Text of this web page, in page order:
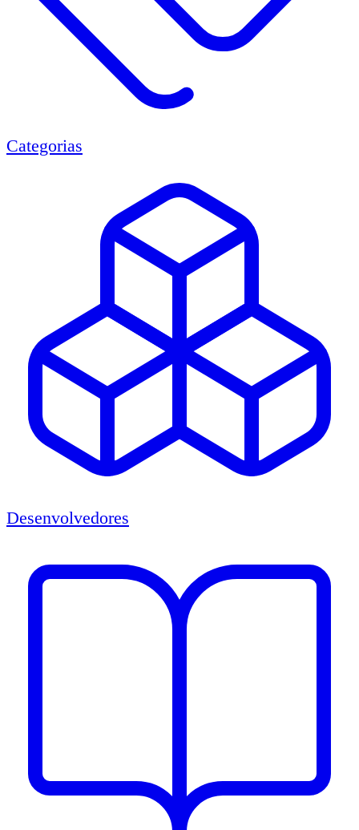
Categorias
Desenvolvedores